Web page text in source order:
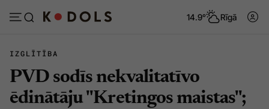
14.9° Rīgā
Abonēt Pieslēgties
IZGLĪTĪBA
PVD sodīs nekvalitatīvo
ēdinātāju "Kretingos maistas";